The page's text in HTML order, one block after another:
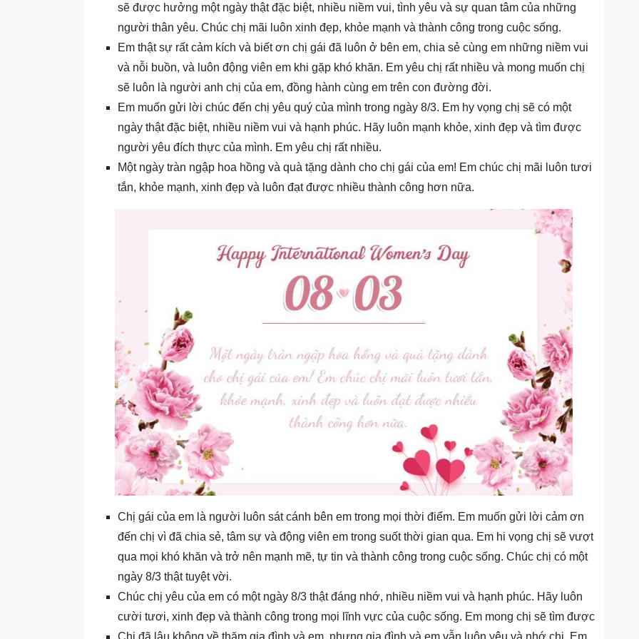
sẽ được hưởng một ngày thật đặc biệt, nhiều niềm vui, tình yêu và sự quan tâm của những
người thân yêu. Chúc chị mãi luôn xinh đẹp, khỏe mạnh và thành công trong cuộc sống.
Em thật sự rất cảm kích và biết ơn chị gái đã luôn ở bên em, chia sẻ cùng em những niềm vui
và nỗi buồn, và luôn động viên em khi gặp khó khăn. Em yêu chị rất nhiều và mong muốn chị
sẽ luôn là người anh chị của em, đồng hành cùng em trên con đường đời.
Em muốn gửi lời chúc đến chị yêu quý của mình trong ngày 8/3. Em hy vọng chị sẽ có một
ngày thật đặc biệt, nhiều niềm vui và hạnh phúc. Hãy luôn mạnh khỏe, xinh đẹp và tìm được
người yêu đích thực của mình. Em yêu chị rất nhiều.
Một ngày tràn ngập hoa hồng và quà tặng dành cho chị gái của em! Em chúc chị mãi luôn tươi
tắn, khỏe mạnh, xinh đẹp và luôn đạt được nhiều thành công hơn nữa.
Chị gái của em là người luôn sát cánh bên em trong mọi thời điểm. Em muốn gửi lời cảm ơn
đến chị vì đã chia sẻ, tâm sự và động viên em trong suốt thời gian qua. Em hi vọng chị sẽ vượt
qua mọi khó khăn và trở nên mạnh mẽ, tự tin và thành công trong cuộc sống. Chúc chị có một
ngày 8/3 thật tuyệt vời.
Chúc chị yêu của em có một ngày 8/3 thật đáng nhớ, nhiều niềm vui và hạnh phúc. Hãy luôn
cười tươi, xinh đẹp và thành công trong mọi lĩnh vực của cuộc sống. Em mong chị sẽ tìm được
Chị đã lâu không về thăm gia đình và em, nhưng gia đình và em vẫn luôn yêu và nhớ chị. Em